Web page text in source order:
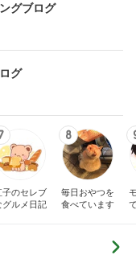
グブログ
グ
子のセレブ
グルメ日記
8
毎日おやつを
食べています